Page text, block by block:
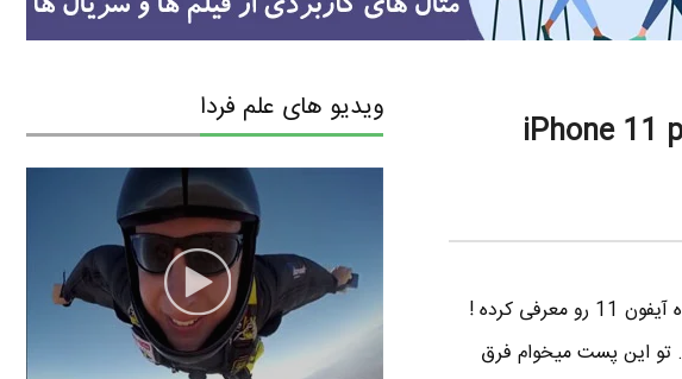
همونطور که میدونید اپل ، آیفون 11 رو هم معرفی کرد . در واقع سه تا بچه از خانواده آیفون 11 رو معرفی کرده !
آیفون 11 ، آیفون 11 پرو و آیفون پرو مکس یا به انگلیسی iPhone 11 pro Max . تو این پست میخوام فرق
ویدیو های علم فردا